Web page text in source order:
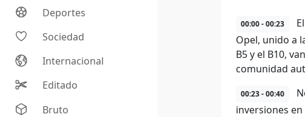
Deportes
Sociedad
Internacional
Editado
Bruto
00:00 - 00:23
Opel, unido a
B5 y el B10,
comunidad
00:23 - 00:40
inversiones